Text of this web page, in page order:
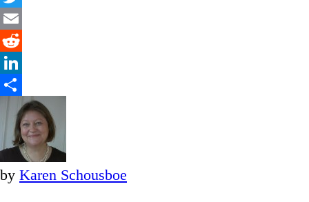
Twitter
Email
Reddit
LinkedIn
Share
by Karen Schousboe